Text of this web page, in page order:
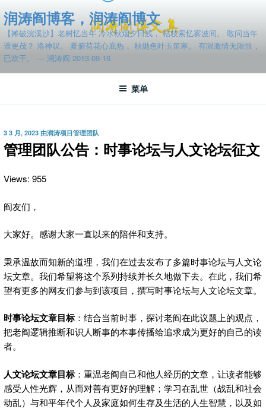
至
容
润涛阎博客，润涛阎博文
【摊破浣溪沙】老树忆当年 冷水秋烟夕日残， 枯枝索忆雾波间。 敢问当年
谁更茂？ 洛神叹。 夏俯荷花心底热， 秋抛色叶玉笛寒。 有限激情无限恨，
已吹干。 — 润涛阎 2013-09-16
菜单
发
布
于
3 3 月, 2023 由润涛项目管理团队
管理团队公告：时事论坛与人文论坛征文
Views: 955
阎友们，
大家好。感谢大家一直以来的陪伴和支持。
秉承温故而知新的道理，我们在过去发布了多篇时事论坛与人文论
坛文章。我们希望将这个系列持续并长久地做下去。在此，我们希
望有更多的网友们参与到该项目，撰写时事论坛与人文论坛文章。
时事论坛文章目标：结合当前时事，探讨老阎在此议题上的观点，
把老阎逻辑推断和识人断事的本事传播给追求成为更好的自己的读
者。
人文论坛文章目标：重温老阎自己和他人经历的文章，让读者能够
感受人性光辉，从而对善有更好的理解；学习在乱世（战乱和社会
动乱）与和平年代个人及家庭如何生存及生活的人生智慧，以及如